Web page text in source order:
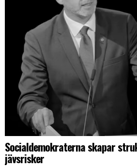
Socialdemokraterna skapar
jävsrisker